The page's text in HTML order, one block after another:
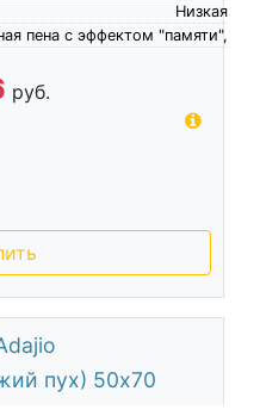
Низкая
пена c эффектом "памяти",
руб.
пух) 50х70